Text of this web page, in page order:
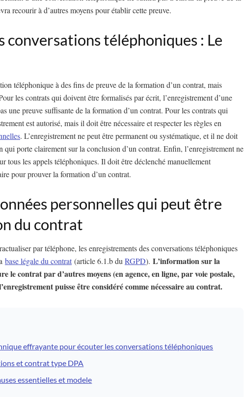
recourir à d’autres moyens pour établir cette preuve.
conversations téléphoniques : Le
téléphonique à des fins de preuve de la formation d’un contrat, mais
les contrats qui doivent être formalisés par écrit, l’enregistrement d’une
une preuve suffisante de la formation d’un contrat. Pour les contrats qui
est autorisé, mais il doit être nécessaire et respecter les règles en
. L’enregistrement ne peut être permanent ou systématique, et il ne doit
qui porte clairement sur la conclusion d’un contrat. Enfin, l’enregistrement ne
tous les appels téléphoniques. Il doit être déclenché manuellement
pour prouver la formation d’un contrat.
personnelles qui peut être
du contrat
par téléphone, les enregistrements des conversations téléphoniques
base légale du contrat(article 6.1.b duRGPD). L’information sur la
le contrat par d’autres moyens (en agence, en ligne, par voie postale,
puisse être considéré comme nécessaire au contrat.
effrayante pour écouter les conversations téléphoniques
et contrat type DPA
essentielles et modele